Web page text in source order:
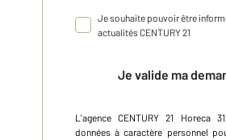
Je souhaite pouvoir être
actualités CENTURY 21
Je valide ma
L'agence CENTURY 21 Horeca 31
données à caractère personnel